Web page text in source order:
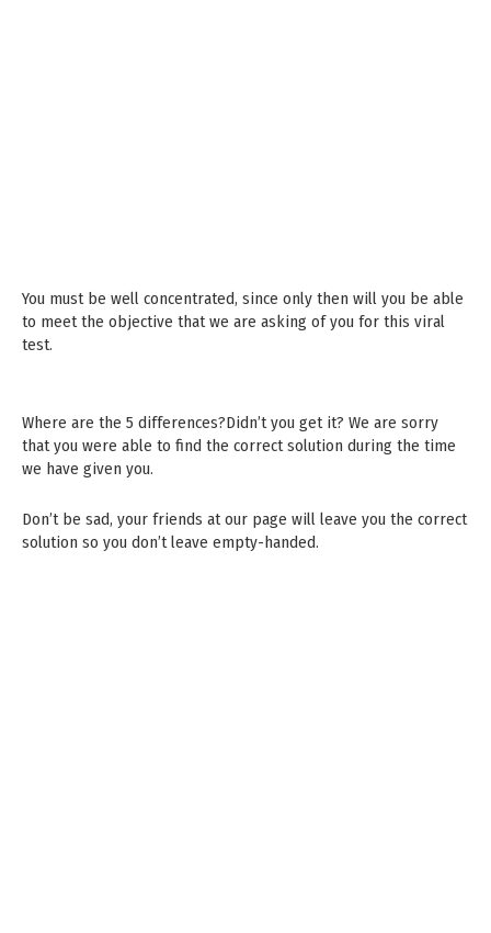
You must be well concentrated, since only then will you be able
to meet the objective that we are asking of you for this viral
test.
Where are the 5 differences?Didn’t you get it? We are sorry
that you were able to find the correct solution during the time
we have given you.
Don’t be sad, your friends at our page will leave you the correct
solution so you don’t leave empty-handed.